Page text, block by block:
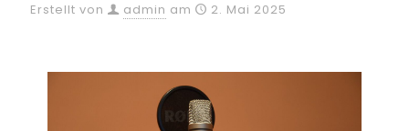
Erstellt von admin am 2. Mai 2025